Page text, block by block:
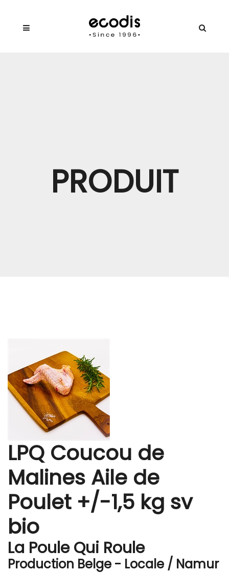
PRODUIT
LPQ Coucou de
Malines Aile de
Poulet +/-1,5 kg sv
bio
La Poule Qui Roule
Production Belge - Locale / Namur